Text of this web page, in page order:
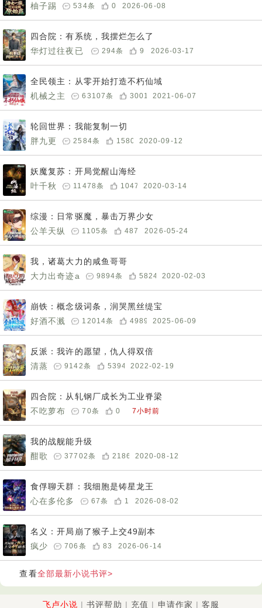
柚子踢 534条 0 2026-06-08
四合院：有系统，我摆烂怎么了
华灯过往夜已
落
294条 9 2026-03-17
全民领主：从零开始打造不朽仙域
机械之主 63107条 300162021-06-07
轮回世界：我能复制一切
胖九更 2584条 1580 2020-09-12
妖魔复苏：开局觉醒山海经
叶千秋 11478条 104772020-03-14
综漫：日常驱魔，暴击万界少女
公羊天纵 1105条 487 2026-05-24
我，诸葛大力的咸鱼哥哥
大力出奇迹a 9894条 5824 2020-02-03
崩铁：概念级词条，润哭黑丝缇宝
好酒不溅 12014条 4989 2025-06-09
反派：我许的愿望，仇人得双倍
清蒸 9142条 5394 2022-02-19
四合院：从轧钢厂成长为工业脊梁
不吃萝布 70条 0 7小时前
我的战舰能升级
酣歌 37702条 218682020-08-12
食俘聊天群：我细胞是铸星龙王
心在多伦多 67条 1 2026-08-02
名义：开局崩了猴子上交49副本
疯少 706 条 83 2026-06-14
查看全部最新小说书评>
飞卢小说 |书评帮助 充值 申请作家 |客服